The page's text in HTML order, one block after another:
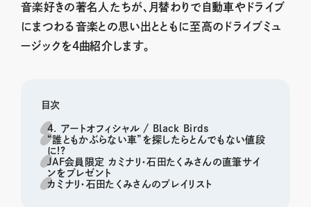
音楽好きの著名人たちが、月替わりで自動車やドライブ
にまつわる音楽との思い出とともに至高のドライブミュ
ージックを4曲紹介します。
目次
4. アートオフィシャル / Black Birds
“誰ともかぶらない車”を探したらとんでもない値段
に!?
JAF会員限定 カミナリ・石田たくみさんの直筆サイ
ンをプレゼント
カミナリ・石田たくみさんのプレイリスト